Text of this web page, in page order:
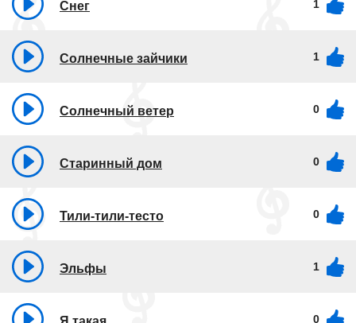
Снег 1
Солнечные зайчики 1
Солнечный ветер 0
Старинный дом 0
Тили-тили-тесто 0
Эльфы 1
0